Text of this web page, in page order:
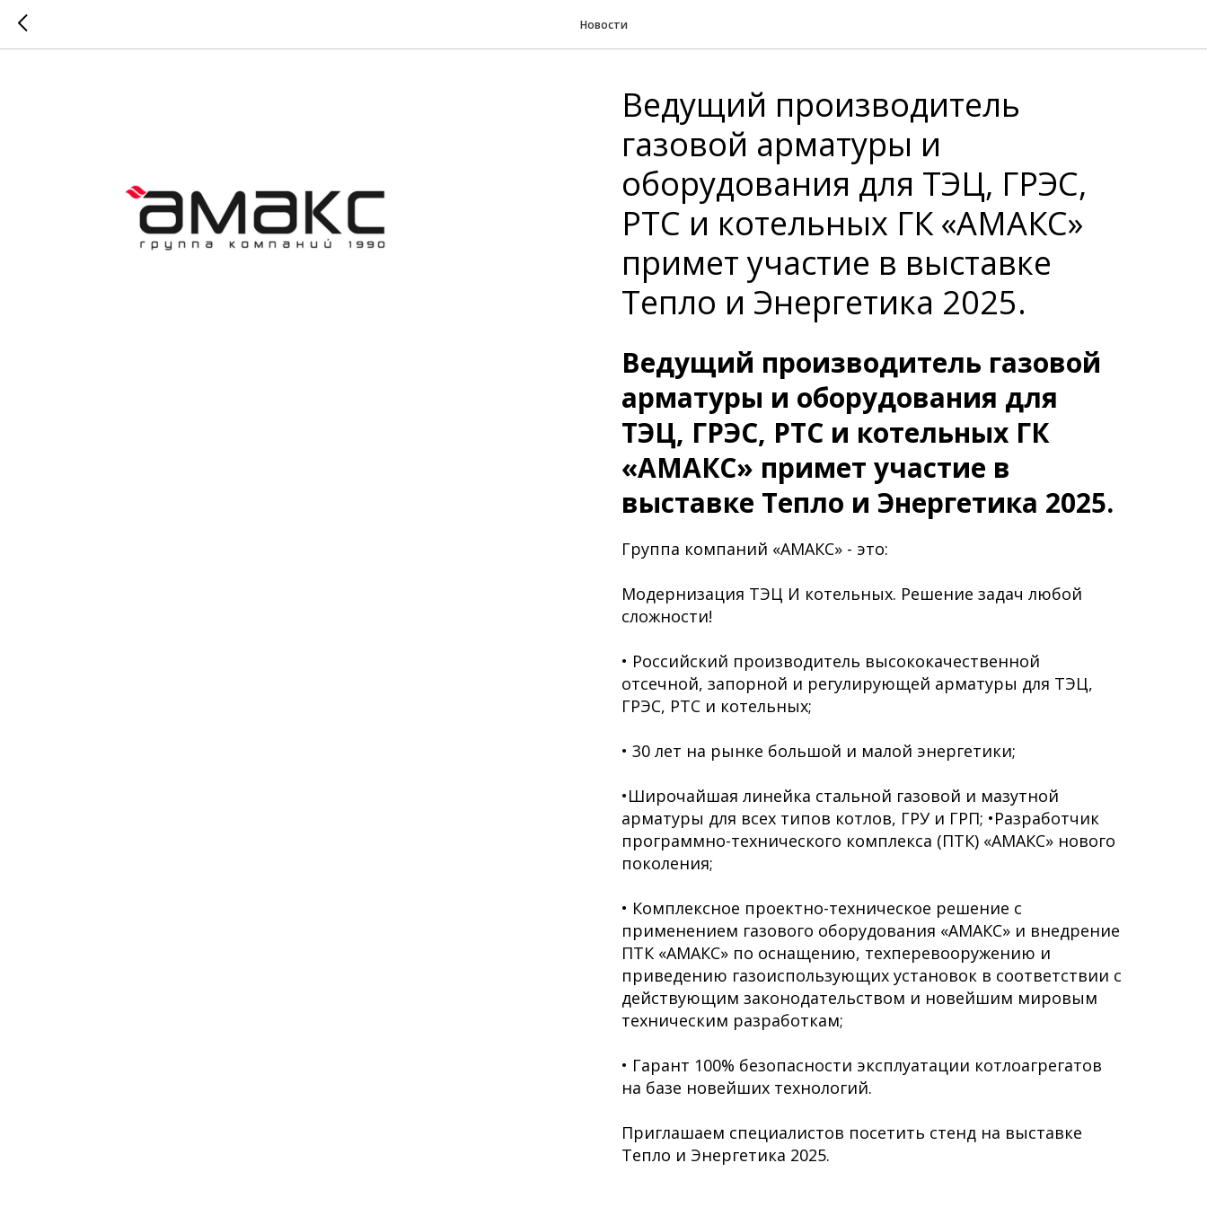
Новости
Ведущий производитель
газовой арматуры и
оборудования для ТЭЦ, ГРЭС,
РТС и котельных ГК «АМАКС»
примет участие в выставке
Тепло и Энергетика 2025.
Ведущий производитель газовой
арматуры и оборудования для
ТЭЦ, ГРЭС, РТС и котельных ГК
«АМАКС» примет участие в
выставке Тепло и Энергетика 2025.
Группа компаний «АМАКС» - это:
Модернизация ТЭЦ И котельных. Решение задач любой
сложности!
• Российский производитель высококачественной
отсечной, запорной и регулирующей арматуры для ТЭЦ,
ГРЭС, РТС и котельных;
• 30 лет на рынке большой и малой энергетики;
•Широчайшая линейка стальной газовой и мазутной
арматуры для всех типов котлов, ГРУ и ГРП; •Разработчик
программно-технического комплекса (ПТК) «АМАКС» нового
поколения;
• Комплексное проектно-техническое решение с
применением газового оборудования «АМАКС» и внедрение
ПТК «АМАКС» по оснащению, техперевооружению и
приведению газоиспользующих установок в соответствии с
действующим законодательством и новейшим мировым
техническим разработкам;
• Гарант 100% безопасности эксплуатации котлоагрегатов
на базе новейших технологий.
Приглашаем специалистов посетить стенд на выставке
Тепло и Энергетика 2025.